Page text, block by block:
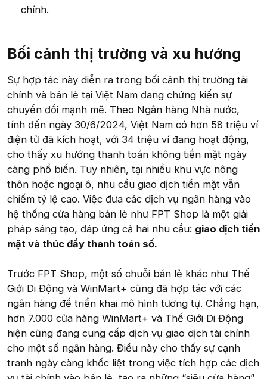
chính.
Bối cảnh thị trường và xu hướng​
Sự hợp tác này diễn ra trong bối cảnh thị trường tài
chính và bán lẻ tại Việt Nam đang chứng kiến sự
chuyển đổi mạnh mẽ. Theo Ngân hàng Nhà nước,
tính đến ngày 30/6/2024, Việt Nam có hơn 58 triệu ví
điện tử đã kích hoạt, với 34 triệu ví đang hoạt động,
cho thấy xu hướng thanh toán không tiền mặt ngày
càng phổ biến. Tuy nhiên, tại nhiều khu vực nông
thôn hoặc ngoại ô, nhu cầu giao dịch tiền mặt vẫn
chiếm tỷ lệ cao. Việc đưa các dịch vụ ngân hàng vào
hệ thống cửa hàng bán lẻ như FPT Shop là một giải
pháp sáng tạo, đáp ứng cả hai nhu cầu: giao dịch tiền
mặt và thúc đẩy thanh toán số.
Trước FPT Shop, một số chuỗi bán lẻ khác như Thế
Giới Di Động và WinMart+ cũng đã hợp tác với các
ngân hàng để triển khai mô hình tương tự. Chẳng hạn,
hơn 7.000 cửa hàng WinMart+ và Thế Giới Di Động
hiện cũng đang cung cấp dịch vụ giao dịch tài chính
cho một số ngân hàng. Điều này cho thấy sự cạnh
tranh ngày càng khốc liệt trong việc tích hợp các dịch